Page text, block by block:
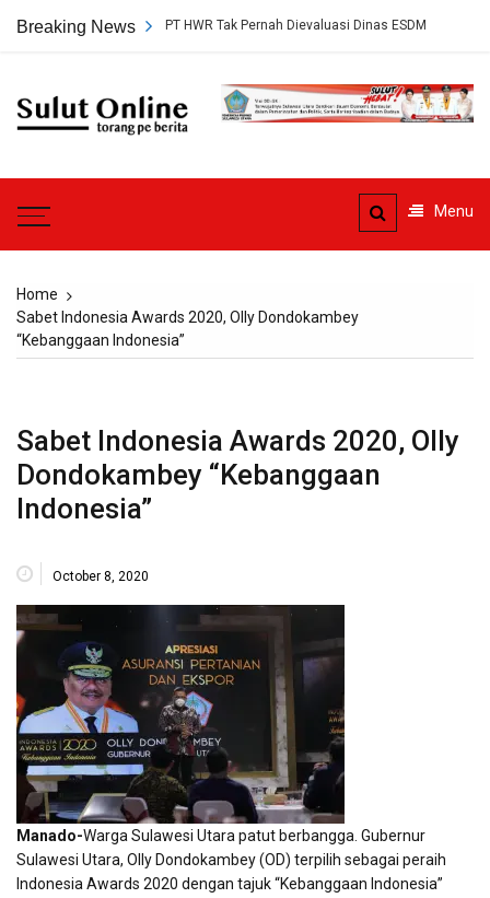
Breaking News
Tambang PT HWR Tak Pernah Dievaluasi Dinas ESDM
Sulut
Menu
Home
Sabet Indonesia Awards 2020, Olly Dondokambey
“Kebanggaan Indonesia”
Sabet Indonesia Awards 2020, Olly
Dondokambey “Kebanggaan
Indonesia”
October 8, 2020
Manado-Warga Sulawesi Utara patut berbangga. Gubernur
Sulawesi Utara, Olly Dondokambey (OD) terpilih sebagai peraih
Indonesia Awards 2020 dengan tajuk “Kebanggaan Indonesia”